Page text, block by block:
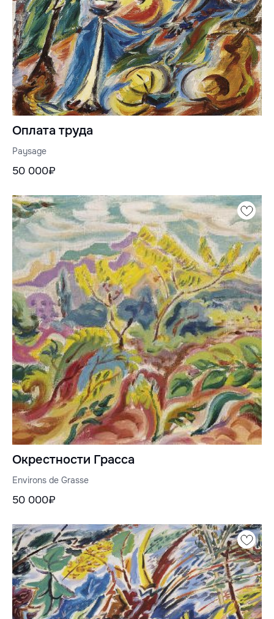
Оплата труда
Paysage
50 000₽
Окрестности Грасса
Environs de Grasse
50 000₽